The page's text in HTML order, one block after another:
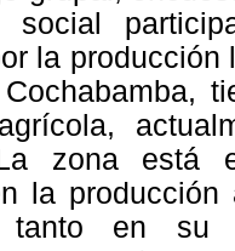
social
la
zona está
la
tanto en su